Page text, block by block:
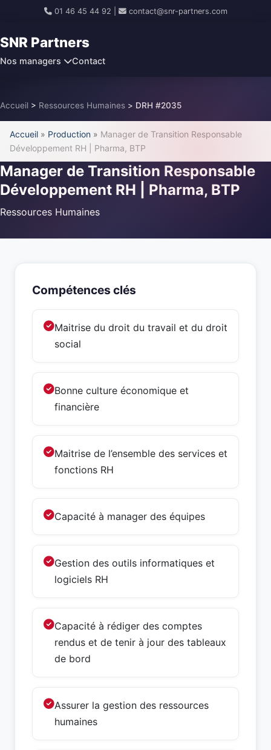
01 46 45 44 92 contact@snr-partners.com
SNR Partners
Nos managers Contact
Accueil > Ressources Humaines > DRH #2035
Accueil » Production » Manager de Transition Responsable
Développement RH | Pharma, BTP
Manager de Transition Responsable
Développement RH | Pharma, BTP
Ressources Humaines
Compétences clés
Maitrise du droit du travail et du droit
social
Bonne culture économique et
financière
Maitrise de l’ensemble des services et
fonctions RH
Capacité à manager des équipes
Gestion des outils informatiques et
logiciels RH
Capacité à rédiger des comptes
rendus et de tenir à jour des tableaux
de bord
Assurer la gestion des ressources
humaines